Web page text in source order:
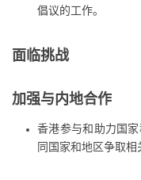
倡议的工作。
面临挑战
加强与内地合作
香港参与和助力国
同国家和地区争取相